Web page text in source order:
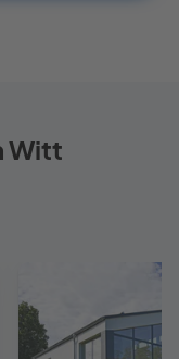
Witt